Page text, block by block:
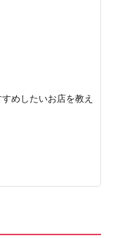
めしたいお店を教え